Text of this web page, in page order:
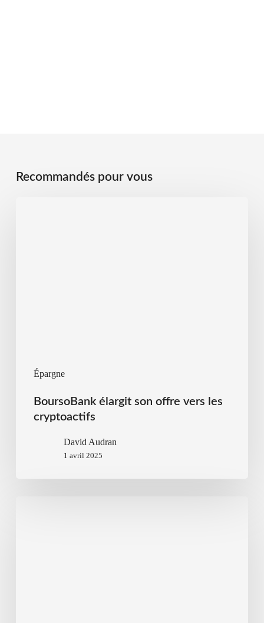
Recommandés pour vous
Épargne
BoursoBank élargit son offre vers les
cryptoactifs
David Audran
1 avril 2025